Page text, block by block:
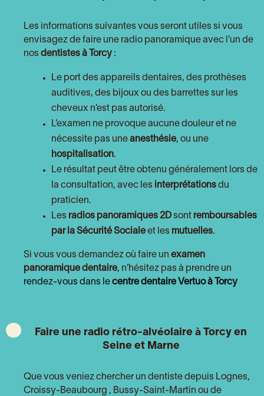
Les informations suivantes vous seront utiles si vous
envisagez de faire une radio panoramique avec l’un de
nos dentistes à Torcy :
Le port des appareils dentaires, des prothèses
auditives, des bijoux ou des barrettes sur les
cheveux n’est pas autorisé.
L’examen ne provoque aucune douleur et ne
nécessite pas une anesthésie, ou une
hospitalisation.
Le résultat peut être obtenu généralement lors de
la consultation, avec les interprétations du
praticien.
Les radios panoramiques 2Dsont remboursables
par la Sécurité Sociale et les mutuelles.
Si vous vous demandez où faire un examen
panoramique dentaire, n’hésitez pas à prendre un
rendez-vous dans le centre dentaire Vertuo à Torcy
Faire une radio rétro-alvéolaire à Torcy en
Seine et Marne
Que vous veniez chercher un dentiste depuis Lognes,
Croissy-Beaubourg , Bussy-Saint-Martin ou de